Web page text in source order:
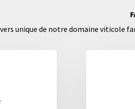
unique de notre domaine viticole